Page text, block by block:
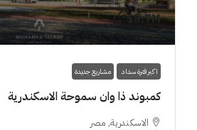
8.7M$
اكبر فترة سداد مشاريع جديدة
كمبوند ذا وان سموحة الاسكندرية
الاسكندرية, مصر